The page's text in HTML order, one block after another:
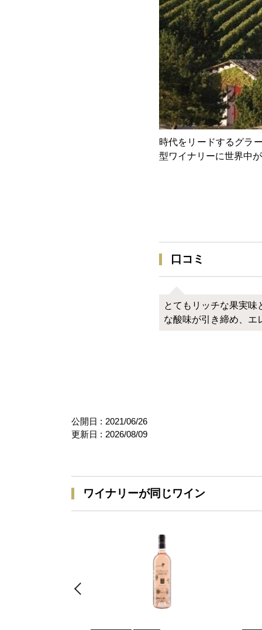
時代をリードするグラ
型ワイナリーに世界中
口コミ
とてもリッチな果実味
な酸味が引き締め、エ
公開日 : 2021/06/26
更新日 : 2026/08/09
ワイナリーが同じワイン